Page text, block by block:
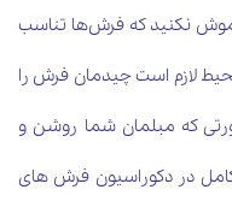
نکنید که فرش‌ها تناسب
لازم است چیدمان فرش را
که مبلمان شما روشن و
در دکوراسیون فرش های